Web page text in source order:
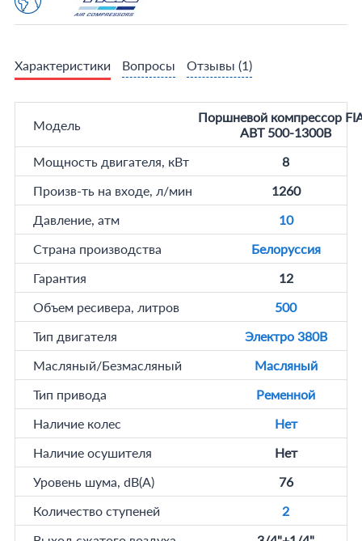
Характеристики Вопросы Отзывы (1)
Модель
Поршневой компрессор
ABT 500-1300B
Мощность двигателя, кВт
8
Произв-ть на входе, л/мин
1260
Давление, атм
10
Страна производства
Белоруссия
Гарантия
12
Объем ресивера, литров
500
Тип двигателя
Электро 380В
Масляный/Безмасляный
Масляный
Тип привода
Ременной
Наличие колес
Нет
Наличие осушителя
Нет
Уровень шума, dB(A)
76
Количество ступеней
2